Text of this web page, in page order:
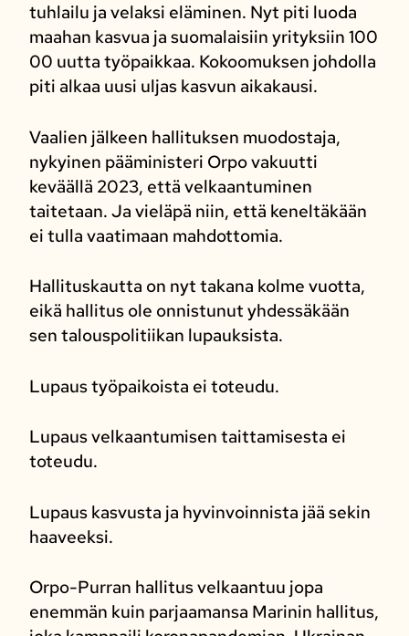
tuhlailu ja velaksi eläminen. Nyt piti luoda
maahan kasvua ja suomalaisiin yrityksiin 100
00 uutta työpaikkaa. Kokoomuksen johdolla
piti alkaa uusi uljas kasvun aikakausi.
Vaalien jälkeen hallituksen muodostaja,
nykyinen pääministeri Orpo vakuutti
keväällä 2023, että velkaantuminen
taitetaan. Ja vieläpä niin, että keneltäkään
ei tulla vaatimaan mahdottomia.
Hallituskautta on nyt takana kolme vuotta,
eikä hallitus ole onnistunut yhdessäkään
sen talouspolitiikan lupauksista.
Lupaus työpaikoista ei toteudu.
Lupaus velkaantumisen taittamisesta ei
toteudu.
Lupaus kasvusta ja hyvinvoinnista jää sekin
haaveeksi.
Orpo-Purran hallitus velkaantuu jopa
enemmän kuin parjaamansa Marinin hallitus,